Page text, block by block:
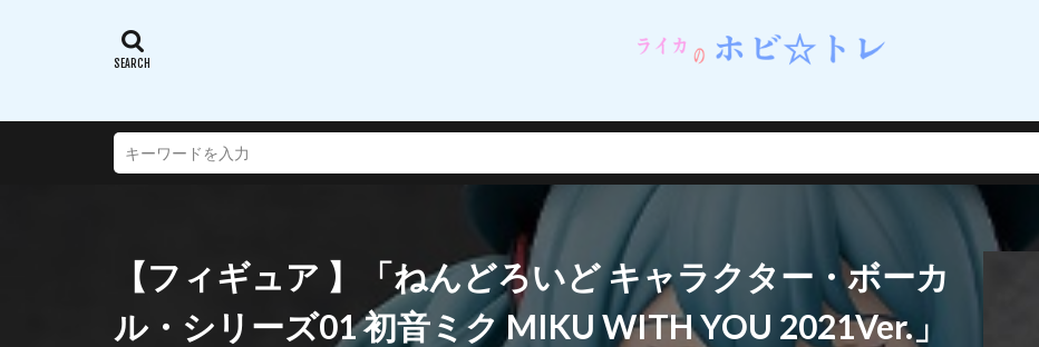
蝸之殼スタジオ（スネイルシェルスタジオ）
角楯カリン 設定資料集
超次元ゲイムネプテューヌ
超絶最かわてんしちゃん 踊り子
軌跡シリーズ
通常攻撃が全体攻撃で二回攻撃のお母さんは好きですか？
連盟空軍航空魔法音楽隊ルミナスウィッチーズ
遊戯王
遠野秋葉
酒呑童子 重兵装型女子高生 金糸雀 金色の闇 鈴原美紗
銀鏡イオリ
錦木千束 鎮海 長瀞さん 閃乱カグラ
閃乱カグラ NewWave Gバースト
閃乱カグラ SHINOVI MASTER ～東京妖魔編～
閃刀姫 開栓注意 間桐桜
【フィギュア 】「ねんどろいど キャラクター・ボーカ
ル・シリーズ01 初音ミク MIKU WITH YOU 2021Ver.」